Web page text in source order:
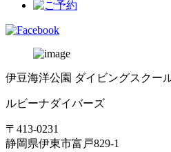
伊豆海洋公園 ダイビングスクー
ルビーナダイバーズ
〒413-0231
静岡県伊東市富戸829-1